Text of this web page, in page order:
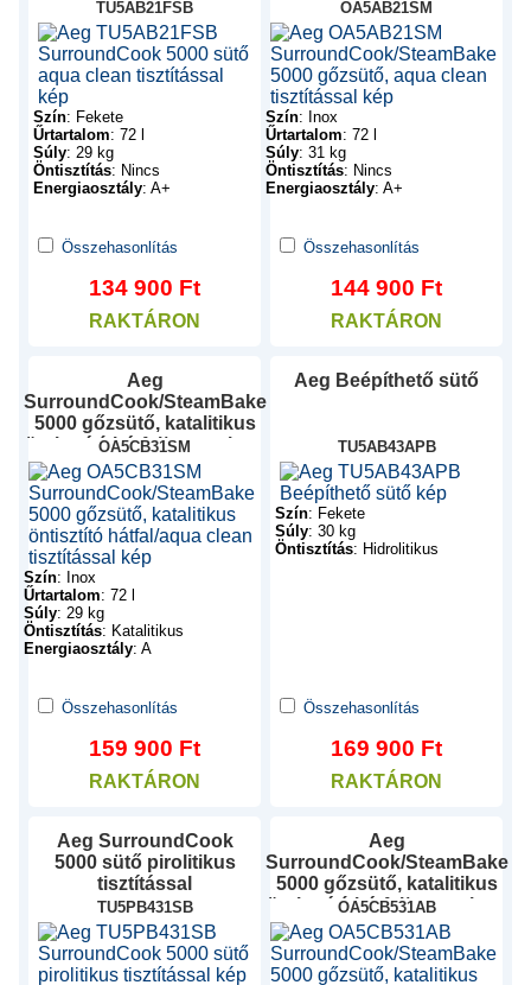
TU5AB21FSB
Szín: Fekete
Űrtartalom: 72 l
Súly: 29 kg
Öntisztítás: Nincs
Energiaosztály: A+
Összehasonlítás
134 900 Ft
RAKTÁRON
tisztítással
OA5AB21SM
Szín: Inox
Űrtartalom: 72 l
Súly: 31 kg
Öntisztítás: Nincs
Energiaosztály: A+
Összehasonlítás
144 900 Ft
RAKTÁRON
Aeg
SurroundCook/SteamBake
5000 gőzsütő, katalitikus
öntisztító hátfal/aqua clean
tisztítással
OA5CB31SM
Szín: Inox
Űrtartalom: 72 l
Súly: 29 kg
Öntisztítás: Katalitikus
Energiaosztály: A
Összehasonlítás
159 900 Ft
RAKTÁRON
Aeg Beépíthető sütő
TU5AB43APB
Szín: Fekete
Súly: 30 kg
Öntisztítás: Hidrolitikus
Összehasonlítás
169 900 Ft
RAKTÁRON
Aeg SurroundCook
5000 sütő pirolitikus
tisztítással
TU5PB431SB
Aeg
SurroundCook/SteamBake
5000 gőzsütő, katalitikus
öntisztító hátfal/aqua clean
tisztítással
OA5CB531AB